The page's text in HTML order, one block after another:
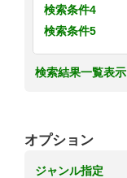
検索条件4
検索条件5
検索結果一覧表示
オプション
ジャンル指定